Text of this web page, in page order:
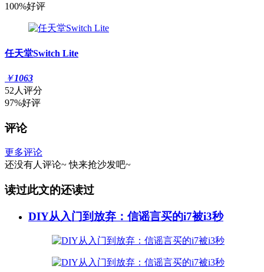
100%好评
任天堂Switch Lite
￥1063
52人评分
97%好评
评论
更多评论
还没有人评论~ 快来抢沙发吧~
读过此文的还读过
DIY从入门到放弃：信谣言买的i7被i3秒